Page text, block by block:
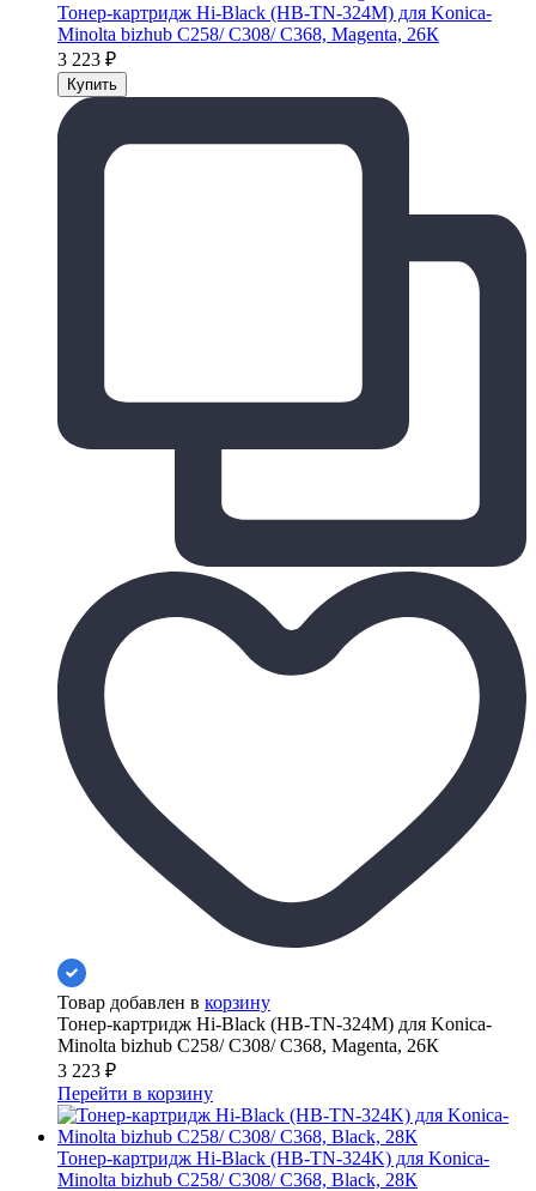
Тонер-картридж Hi-Black (HB-TN-324M) для Konica-
Minolta bizhub C258/ C308/ C368, Magenta, 26К
3 223 ₽
Товар добавлен в корзину
Тонер-картридж Hi-Black (HB-TN-324M) для Konica-
Minolta bizhub C258/ C308/ C368, Magenta, 26К
3 223 ₽
Перейти в корзину
Тонер-картридж Hi-Black (HB-TN-324K) для Konica-
Minolta bizhub C258/ C308/ C368, Black, 28К